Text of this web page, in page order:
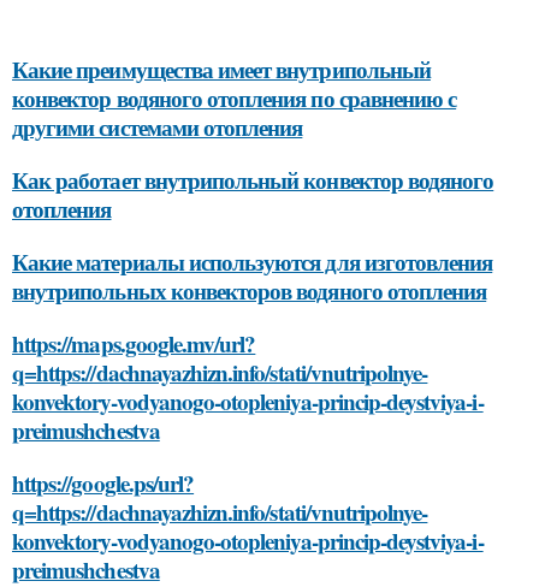
Какие преимущества имеет внутрипольный
конвектор водяного отопления по сравнению с
другими системами отопления
Как работает внутрипольный конвектор водяного
отопления
Какие материалы используются для изготовления
внутрипольных конвекторов водяного отопления
https://maps.google.mv/url?
q=https://dachnayazhizn.info/stati/vnutripolnye-
konvektory-vodyanogo-otopleniya-princip-deystviya-i-
preimushchestva
https://google.ps/url?
q=https://dachnayazhizn.info/stati/vnutripolnye-
konvektory-vodyanogo-otopleniya-princip-deystviya-i-
preimushchestva